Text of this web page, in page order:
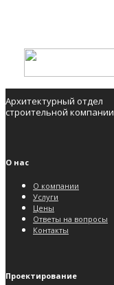
Архитектурный отдел
строительной компании
О нас
О компании
Услуги
Цены
Ответы на вопросы
Контакты
Проектирование